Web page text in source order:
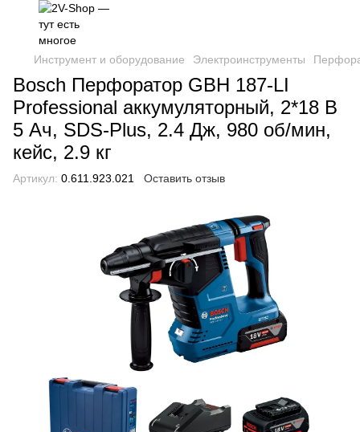
Инструмент и оборудование Электроинструменты
Bosch Перфоратор GBH 187-LI
Professional аккумуляторный, 2*18 В
5 Ач, SDS-Plus, 2.4 Дж, 980 об/мин,
кейс, 2.9 кг
Артикул: 0.611.923.021 Оставить отзыв